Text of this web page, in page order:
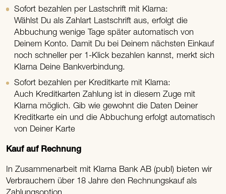
Sofort bezahlen per Lastschrift mit Klarna:
Wählst Du als Zahlart Lastschrift aus, erfolgt die
Abbuchung wenige Tage später automatisch von
Deinem Konto. Damit Du bei Deinem nächsten Einkauf
noch schneller per 1-Klick bezahlen kannst, merkt sich
Klarna Deine Bankverbindung.
Sofort bezahlen per Kreditkarte mit Klarna:
Auch Kreditkarten Zahlung ist in diesem Zuge mit
Klarna möglich. Gib wie gewohnt die Daten Deiner
Kreditkarte ein und die Abbuchung erfolgt automatisch
von Deiner Karte
Kauf auf Rechnung
In Zusammenarbeit mit Klarna Bank AB (publ) bieten wir
Verbrauchern über 18 Jahre den Rechnungskauf als